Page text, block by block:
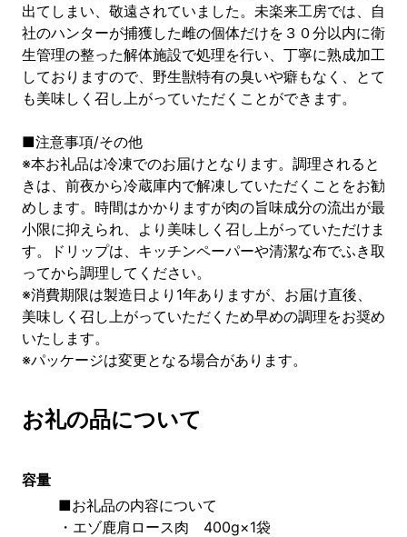
出てしまい、敬遠されていました。未楽来工房では、自
社のハンターが捕獲した雌の個体だけを３０分以内に衛
生管理の整った解体施設で処理を行い、丁寧に熟成加工
しておりますので、野生獣特有の臭いや癖もなく、とて
も美味しく召し上がっていただくことができます。
■注意事項/その他
※本お礼品は冷凍でのお届けとなります。調理されると
きは、前夜から冷蔵庫内で解凍していただくことをお勧
めします。時間はかかりますが肉の旨味成分の流出が最
小限に抑えられ、より美味しく召し上がっていただけま
す。ドリップは、キッチンペーパーや清潔な布でふき取
ってから調理してください。
※消費期限は製造日より1年ありますが、お届け直後、
美味しく召し上がっていただくため早めの調理をお奨め
いたします。
※パッケージは変更となる場合があります。
お礼の品について
容量
■お礼品の内容について
・エゾ鹿肩ロース肉　400g×1袋